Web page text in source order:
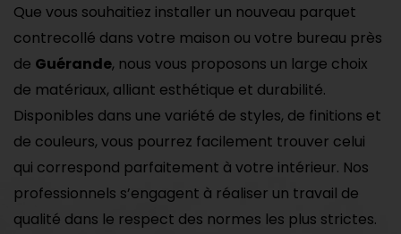
Que vous souhaitiez installer un nouveau parquet
contrecollé dans votre maison ou votre bureau près
de Guérande, nous vous proposons un large choix
de matériaux, alliant esthétique et durabilité.
Disponibles dans une variété de styles, de finitions et
de couleurs, vous pourrez facilement trouver celui
qui correspond parfaitement à votre intérieur. Nos
professionnels s’engagent à réaliser un travail de
qualité dans le respect des normes les plus strictes.